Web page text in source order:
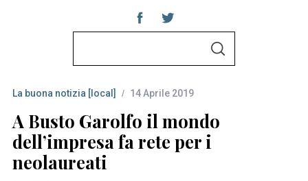
r
c
h
f
o
S
La buona notizia [local] 14 Aprile 2019
A Busto Garolfo il mondo
dell’impresa fa rete per i
neolaureati